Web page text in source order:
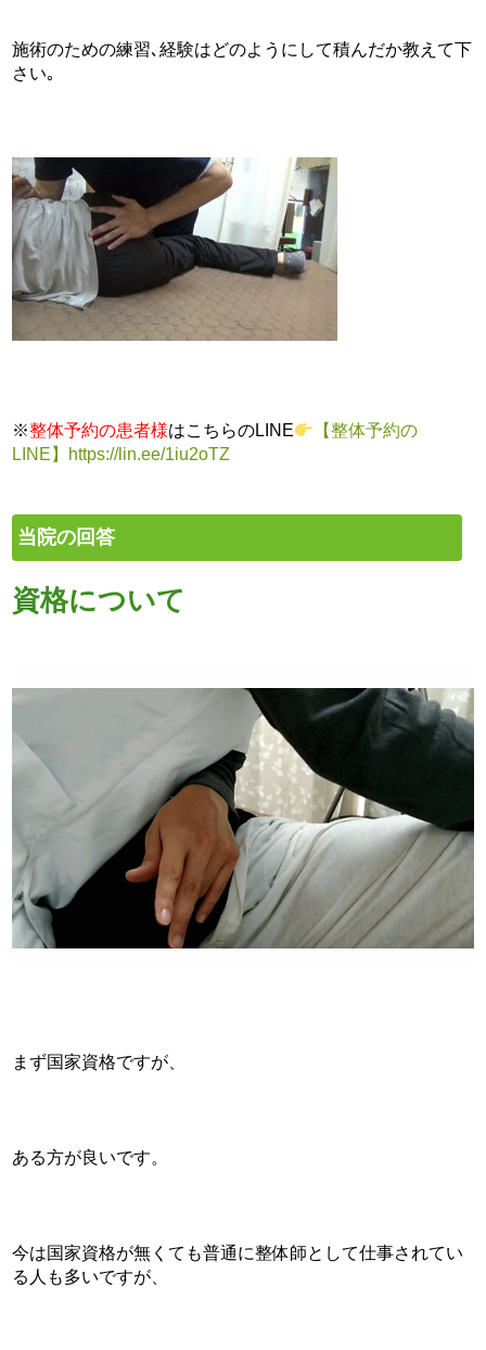
施術のための練習､経験はどのようにして積んだか教えて下
さい｡
※整体予約の患者様はこちらのLINE
【整体予約の
LINE】https://lin.ee/1iu2oTZ
当院の回答
資格について
まず国家資格ですが、
ある方が良いです。
今は国家資格が無くても普通に整体師として仕事されてい
る人も多いですが、